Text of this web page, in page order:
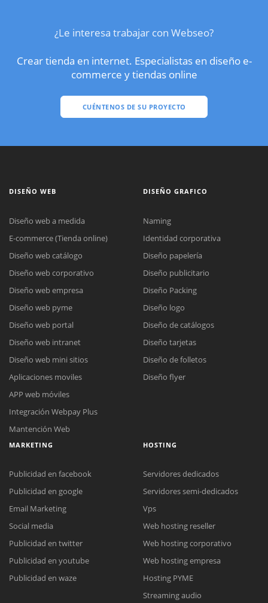
¿Le interesa trabajar con Webseo?
Crear tienda en internet. Especialistas en diseño e-
commerce y tiendas online
CUÉNTENOS DE SU PROYECTO
Reunión online
Meet para la reunión online.
Cotización
Chat Online
Todos nuestros ejecutivos están fuera de línea. Complete el formulario
DISEÑO WEB
Diseño web a medida
E-commerce (Tienda online)
Diseño web catálogo
Diseño web corporativo
Diseño web empresa
Diseño web pyme
Diseño web portal
Diseño web intranet
Diseño web mini sitios
Aplicaciones moviles
APP web móviles
Integración Webpay Plus
Mantención Web
DISEÑO GRAFICO
Naming
Identidad corporativa
Diseño papelería
Diseño publicitario
Diseño Packing
Diseño logo
Diseño de catálogos
Diseño tarjetas
Diseño de folletos
Diseño flyer
MARKETING
Publicidad en facebook
Publicidad en google
Email Marketing
Social media
Publicidad en twitter
Publicidad en youtube
Publicidad en waze
HOSTING
Servidores dedicados
Servidores semi-dedicados
Vps
Web hosting reseller
Web hosting corporativo
Web hosting empresa
Hosting PYME
Streaming audio